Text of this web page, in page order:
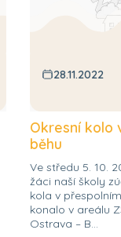
28.11.2022
Okresní kolo
běhu
Ve středu 5. 10.
žáci naší školy
kola v
konalo v areálu
Ostrava – B...